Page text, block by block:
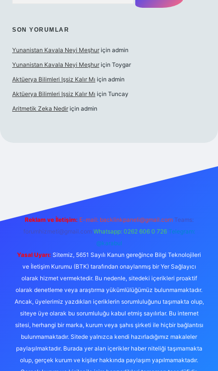
SON YORUMLAR
Yunanistan Kavala Neyi Meşhur için admin
Yunanistan Kavala Neyi Meşhur için Toygar
Aktüerya Bilimleri Işsiz Kalır Mı için admin
Aktüerya Bilimleri Işsiz Kalır Mı için Tuncay
Aritmetik Zeka Nedir için admin
Reklam ve İletişim: E-mail: backlinkpaneli@gmail.com Teams:
forumhizmeti@gmail.com Whatsapp: 0262 606 0 726 Telegram:
@karabul
Yasal Uyarı: Sitemiz, 5651 Sayılı Kanun gereğince Bilgi Teknolojileri
ve İletişim Kurumu (BTK) tarafından onaylanmış bir Yer Sağlayıcı
olarak hizmet vermektedir. Bu nedenle, sitedeki içerikleri proaktif
olarak denetleme veya araştırma yükümlülüğümüz bulunmamaktadır.
Ancak, üyelerimiz yazdıkları içeriklerin sorumluluğunu taşımakta olup,
siteye üye olarak bu sorumluluğu kabul etmiş sayılırlar. Bu internet
sitesi, herhangi bir marka, kurum veya şahıs şirketi ile hiçbir bağlantısı
bulunmamaktadır. Sitede yalnızca kendi hazırladığımız makaleler
paylaşılmaktadır. Burada yer alan içerikler haber niteliği taşımamakta
olup, gerçek kurum ve kişiler hakkında paylaşım yapılmamaktadır.